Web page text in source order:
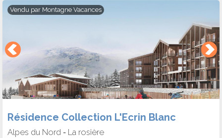
Vendu par Montagne Vacances
Résidence Collection L'Ecrin Blanc
Alpes du Nord - La rosière